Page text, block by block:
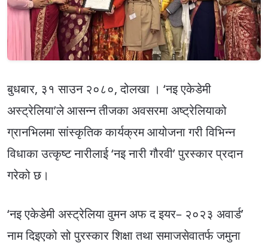
बुधबार, ३१ साउन २०८०, दोलखा । ‘नइ एकेडेमी
अस्ट्रेलिया’ले आसन्न तीजका अवसरमा अष्ट्रेलियाको
ग्रानभिलमा सांस्कृतिक कार्यक्रम आयोजना गरी विभिन्न
विधाका उत्कृष्ट नारीलाई ‘नइ नारी गौरवी’ पुरस्कार प्रदान
गरेको छ।
‘नइ एकेडेमी अस्ट्रेलिया वुमन अफ द इयर– २०२३ अवार्ड’
नाम दिइएको सो पुरस्कार शिक्षा तथा समाजसेवातर्फ जमुना